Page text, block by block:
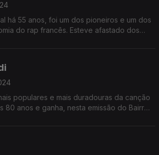
há 55 anos, foi um dos pioneiros e um dos
do rap francês. Esteve afastado dos
populares e mais duradouras da canção
80 anos e ganha, nesta emissão do Bairro,